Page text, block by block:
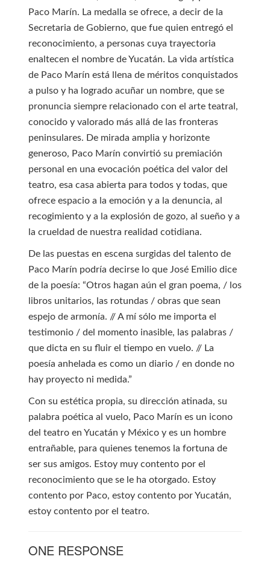
Paco Marín. La medalla se ofrece, a decir de la
Secretaria de Gobierno, que fue quien entregó el
reconocimiento, a personas cuya trayectoria
enaltecen el nombre de Yucatán. La vida artística
de Paco Marín está llena de méritos conquistados
a pulso y ha logrado acuñar un nombre, que se
pronuncia siempre relacionado con el arte teatral,
conocido y valorado más allá de las fronteras
peninsulares. De mirada amplia y horizonte
generoso, Paco Marín convirtió su premiación
personal en una evocación poética del valor del
teatro, esa casa abierta para todos y todas, que
ofrece espacio a la emoción y a la denuncia, al
recogimiento y a la explosión de gozo, al sueño y a
la crueldad de nuestra realidad cotidiana.
De las puestas en escena surgidas del talento de
Paco Marín podría decirse lo que José Emilio dice
de la poesía: “Otros hagan aún el gran poema, / los
libros unitarios, las rotundas / obras que sean
espejo de armonía. // A mí sólo me importa el
testimonio / del momento inasible, las palabras /
que dicta en su fluir el tiempo en vuelo. // La
poesía anhelada es como un diario / en donde no
hay proyecto ni medida.”
Con su estética propia, su dirección atinada, su
palabra poética al vuelo, Paco Marín es un icono
del teatro en Yucatán y México y es un hombre
entrañable, para quienes tenemos la fortuna de
ser sus amigos. Estoy muy contento por el
reconocimiento que se le ha otorgado. Estoy
contento por Paco, estoy contento por Yucatán,
estoy contento por el teatro.
ONE RESPONSE